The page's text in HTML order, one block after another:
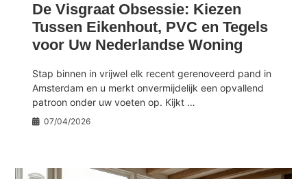
De Visgraat Obsessie: Kiezen
Tussen Eikenhout, PVC en Tegels
voor Uw Nederlandse Woning
Stap binnen in vrijwel elk recent gerenoveerd pand in
Amsterdam en u merkt onvermijdelijk een opvallend
patroon onder uw voeten op. Kijkt …
07/04/2026